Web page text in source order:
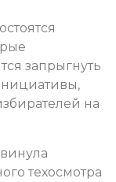
запрыгнуть
на
техосмотра